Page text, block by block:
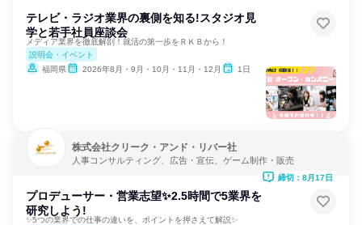
テレビ・ラジオ業界の裏側を知る!スタジオ見
学と若手社員座談会
メディア業界を徹底解剖！就活の第一歩をＲＫＢから！
説明会・イベント
福岡県
2026年8月・9月・10月・11月・12月 1日
株式会社クリーク・アンド・リバー社
人事コンサルティング、広告・宣伝、ゲーム制作・販売
プロデューサー・営業志望✨2.5時間で5業界を
研究しよう!
✨5つの業界での仕事の違いを、ポイントを押さえて解説✨
締切：8月17日